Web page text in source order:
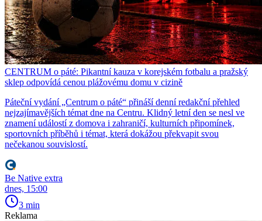
CENTRUM o páté: Pikantní kauza v korejském fotbalu a pražský
sklep odpovídá cenou plážovému domu v cizině
Páteční vydání „Centrum o páté“ přináší denní redakční přehled
nejzajímavějších témat dne na Centru. Klidný letní den se nesl ve
znamení událostí z domova i zahraničí, kulturních připomínek,
sportovních příběhů i témat, která dokážou překvapit svou
nečekanou souvislostí.
Be Native extra
dnes, 15:00
3 min
Reklama